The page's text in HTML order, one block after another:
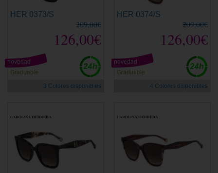
HER 0373/S
209,00€
126,00€
Graduable
novedad
3 Colores disponibles
HER 0374/S
209,00€
126,00€
Graduable
novedad
4 Colores disponibles